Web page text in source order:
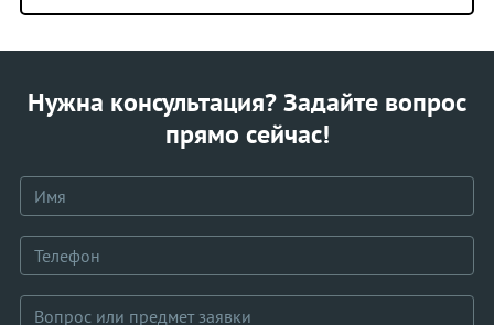
Нужна консультация? Задайте вопрос
прямо сейчас!